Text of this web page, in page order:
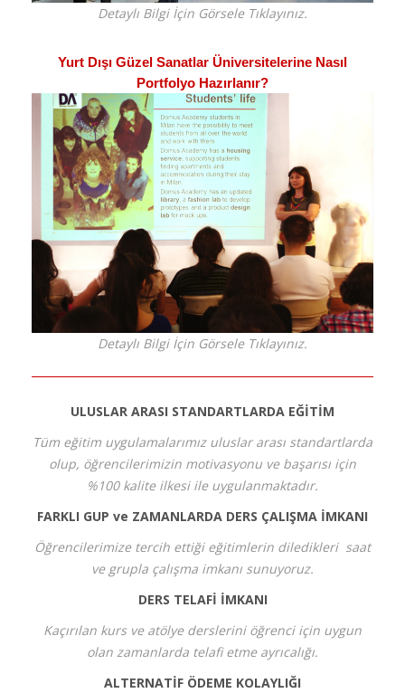
Detaylı Bilgi İçin Görsele Tıklayınız.
Yurt Dışı Güzel Sanatlar Üniversitelerine Nasıl
Portfolyo Hazırlanır?
Detaylı Bilgi İçin Görsele Tıklayınız.
ULUSLAR ARASI STANDARTLARDA EĞİTİM
Tüm eğitim uygulamalarımız uluslar arası standartlarda
olup, öğrencilerimizin motivasyonu ve başarısı için
%100 kalite ilkesi ile uygulanmaktadır.
FARKLI GUP ve ZAMANLARDA DERS ÇALIŞMA İMKANI
Öğrencilerimize tercih ettiği eğitimlerin diledikleri saat
ve grupla çalışma imkanı sunuyoruz.
DERS TELAFİ İMKANI
Kaçırılan kurs ve atölye derslerini öğrenci için uygun
olan zamanlarda telafi etme ayrıcalığı.
ALTERNATİF ÖDEME KOLAYLIĞI